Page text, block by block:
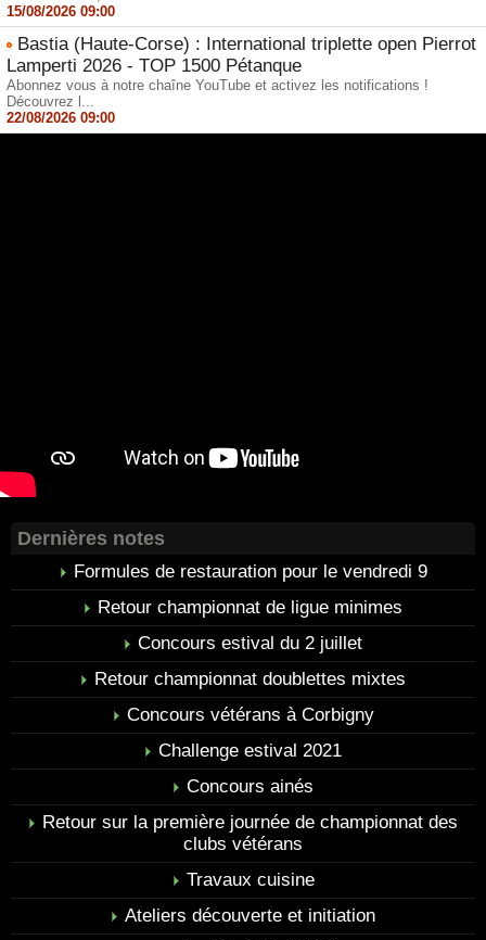
15/08/2026 09:00
Bastia (Haute-Corse) : International triplette open Pierrot
Lamperti 2026 - TOP 1500 Pétanque
Abonnez vous à notre chaîne YouTube et activez les notifications !
Découvrez l...
22/08/2026 09:00
Dernières notes
Formules de restauration pour le vendredi 9
Retour championnat de ligue minimes
Concours estival du 2 juillet
Retour championnat doublettes mixtes
Concours vétérans à Corbigny
Challenge estival 2021
Concours ainés
Retour sur la première journée de championnat des
clubs vétérans
Travaux cuisine
Ateliers découverte et initiation